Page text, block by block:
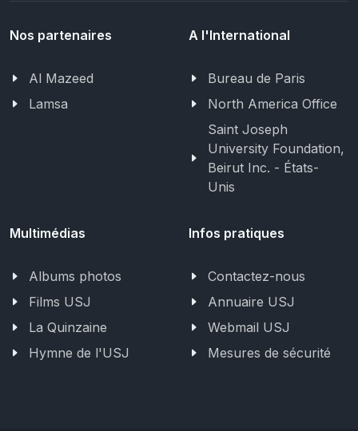
Nos partenaires
Al Mazeed
Lamsa
A l'International
Bureau de Paris
North America Office
Saint Joseph
University Foundation,
Beirut Inc. - États-
Unis
Multimédias
Albums photos
Films USJ
La Quinzaine
Hymne de l'USJ
Infos pratiques
Contactez-nous
Annuaire USJ
Webmail USJ
Mesures de sécurité